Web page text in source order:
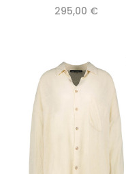
295,00 €